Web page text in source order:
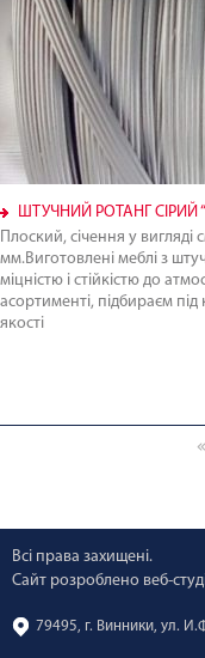
ШТУЧНИЙ РОТАНГ СІРИЙ
Плоский, січення у
мм.Виготовлені меблі з
міцністю і стійкістю до
асортименті, підбираєм
якості
Всі права захищені.
Сайт розроблено веб-
79495, г. Винники, ул.